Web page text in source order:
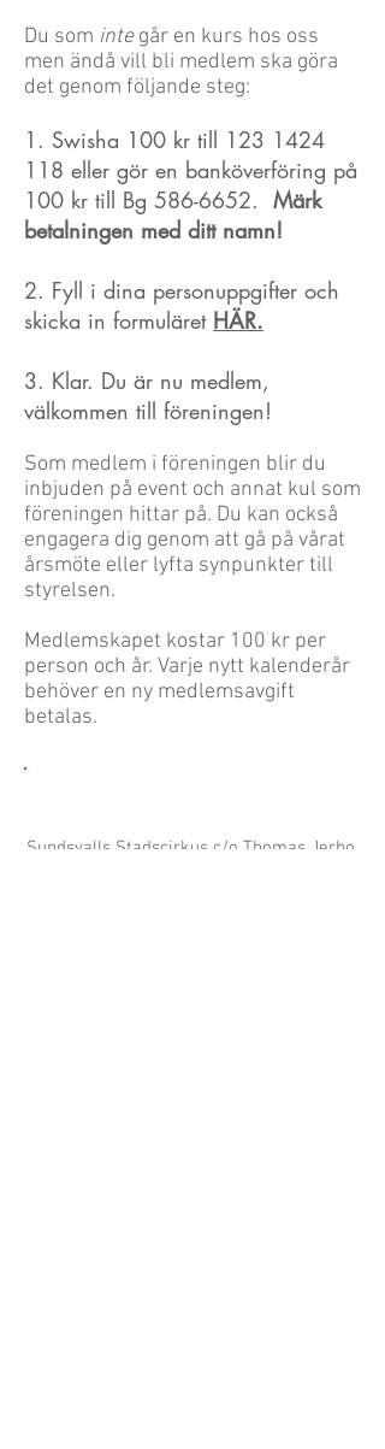
Du som integår en kurs hos oss
men ändå vill bli medlem ska göra
det genom följande steg:
1. Swisha 100 kr till 123 1424
118 eller gör en banköverföring på
100 kr till Bg 586-6652. Märk
betalningen med ditt namn!
2. Fyll i dina personuppgifter och
skicka in formuläret HÄR.
3. Klar. Du är nu medlem,
välkommen till föreningen!
Som medlem i föreningen blir du
inbjuden på event och annat kul som
föreningen hittar på. Du kan också
engagera dig genom att gå på vårat
årsmöte eller lyfta synpunkter till
styrelsen.
Medlemskapet kostar 100 kr per
person och år. Varje nytt kalenderår
behöver en ny medlemsavgift
betalas.
Sundsvalls Stadscirkus c/o Thomas Jerbo